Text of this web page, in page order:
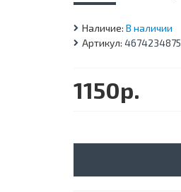
Наличие: В наличии
Артикул: 4674234875
1150р.